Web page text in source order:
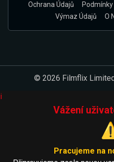
Ochrana Údajů Podmínky
Výmaz Údajů
O
© 2026 Filmflix
i
Vážení
Pracujeme na